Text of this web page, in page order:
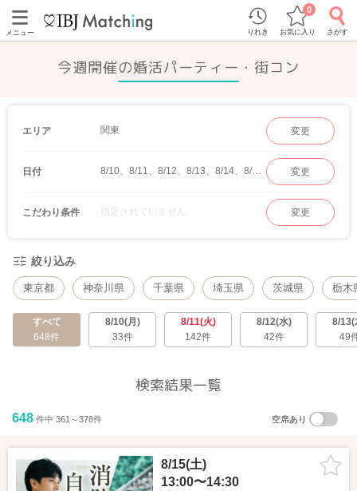
メニュー りれき お気に入り
0
さがす
今週開催の婚活パーティー・街コン
エリア 関東 変更
日付 8/10、8/11、8/12、8/13、8/14、8/15、8/16 変更
こだわり条件 指定されていません 変更
絞り込み
東京都 神奈川県 千葉県 埼玉県 茨城県 栃木
すべて
648件
8/10(月)
33件
8/11(火)
142件
8/12(水)
42件
8/13(
49
検索結果一覧
648 件中 361～378件 空席あり
8/15(土)
13:00〜14:30